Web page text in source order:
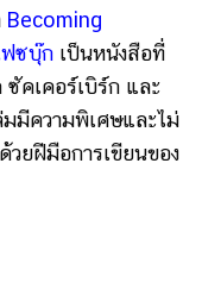
Becoming
ฟซบุ๊ก เป็นหนังสือที่
ซัคเคอร์เบิร์ก และ
มีความพิเศษและไม่
วยฝีมือการเขียนของ